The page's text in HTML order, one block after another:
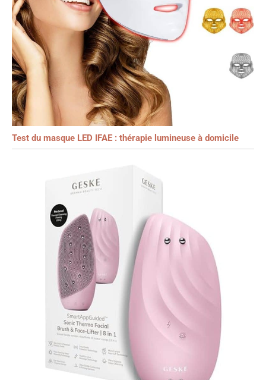
Test du masque LED IFAE : thérapie lumineuse à domicile